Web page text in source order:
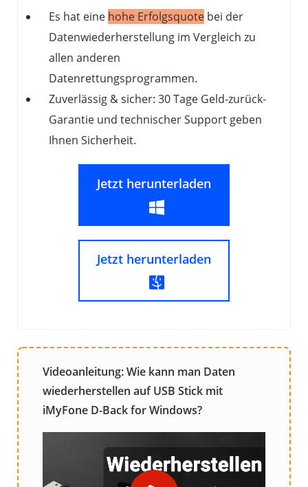
Es hat eine hohe Erfolgsquote bei der
Datenwiederherstellung im Vergleich zu
allen anderen
Datenrettungsprogrammen.
Zuverlässig & sicher: 30 Tage Geld-zurück-
Garantie und technischer Support geben
Ihnen Sicherheit.
Jetzt herunterladen
Jetzt herunterladen
Videoanleitung: Wie kann man Daten
wiederherstellen auf USB Stick mit
iMyFone D-Back for Windows?